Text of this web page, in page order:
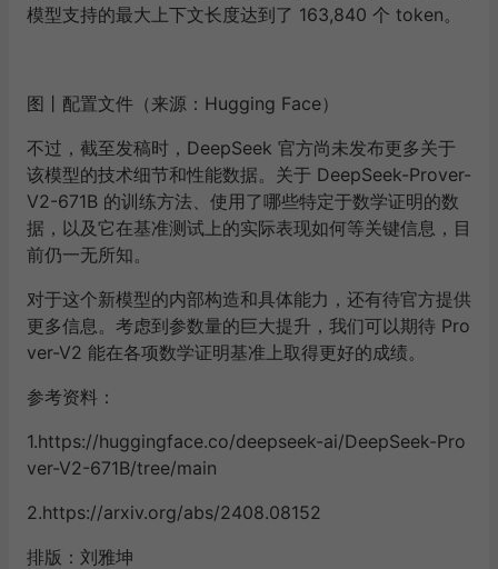
模型支持的最大上下文长度达到了 163,840 个 token。
图丨配置文件（来源：Hugging Face）
不过，截至发稿时，DeepSeek 官方尚未发布更多关于
该模型的技术细节和性能数据。关于 DeepSeek-Prover-
V2-671B 的训练方法、使用了哪些特定于数学证明的数
据，以及它在基准测试上的实际表现如何等关键信息，目
前仍一无所知。
对于这个新模型的内部构造和具体能力，还有待官方提供
更多信息。考虑到参数量的巨大提升，我们可以期待 Pro
ver-V2 能在各项数学证明基准上取得更好的成绩。
参考资料：
1.https://huggingface.co/deepseek-ai/DeepSeek-Pro
ver-V2-671B/tree/main
2.https://arxiv.org/abs/2408.08152
排版：刘雅坤